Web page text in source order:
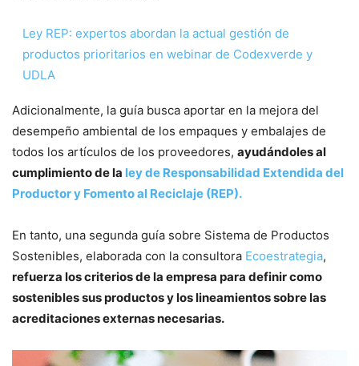
Ley REP: expertos abordan la actual gestión de
productos prioritarios en webinar de Codexverde y
UDLA
Adicionalmente, la guía busca aportar en la mejora del
desempeño ambiental de los empaques y embalajes de
todos los artículos de los proveedores, ayudándoles al
cumplimiento de la ley de Responsabilidad Extendida del
Productor y Fomento al Reciclaje (REP).
En tanto, una segunda guía sobre Sistema de Productos
Sostenibles, elaborada con la consultora Ecoestrategia,
refuerza los criterios de la empresa para definir como
sostenibles sus productos y los lineamientos sobre las
acreditaciones externas necesarias.